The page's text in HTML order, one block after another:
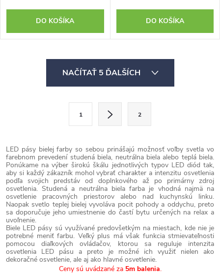
DO KOŠÍKA DO KOŠÍKA
c
i
e
p
r
v
k
y
v
NAČÍTAŤ 5 ĎALŠÍCH
á
n
k
o
v
a
n
i
e
1 2
LED pásy bielej farby so sebou prinášajú možnosť voľby svetla vo
farebnom prevedení studená biela, neutrálna biela alebo teplá biela.
Ponúkame na výber širokú škálu jednotlivých typov LED diód tak,
aby si každý zákazník mohol vybrať charakter a intenzitu osvetlenia
podľa svojich predstáv od doplnkového až po primárny zdroj
osvetlenia. Studená a neutrálna biela farba je vhodná najmä na
osvetlenie pracovných priestorov alebo nad kuchynskú linku.
Naopak svetlo teplej bielej vyvoláva pocit pohody a oddychu, preto
sa doporučuje jeho umiestnenie do častí bytu určených na relax a
uvoľnenie.
Biele LED pásy sú využívané predovšetkým na miestach, kde nie je
potrebné meniť farbu. Veľký plus má však funkcia stmievateľnosti
pomocou diaľkových ovládačov, ktorou sa reguluje intenzita
osvetlenia LED pásu a preto je možné ich využiť nielen ako
dekoračné osvetlenie, ale aj ako hlavné osvetlenie.
Ceny sú uvádzané za 5m balenia.